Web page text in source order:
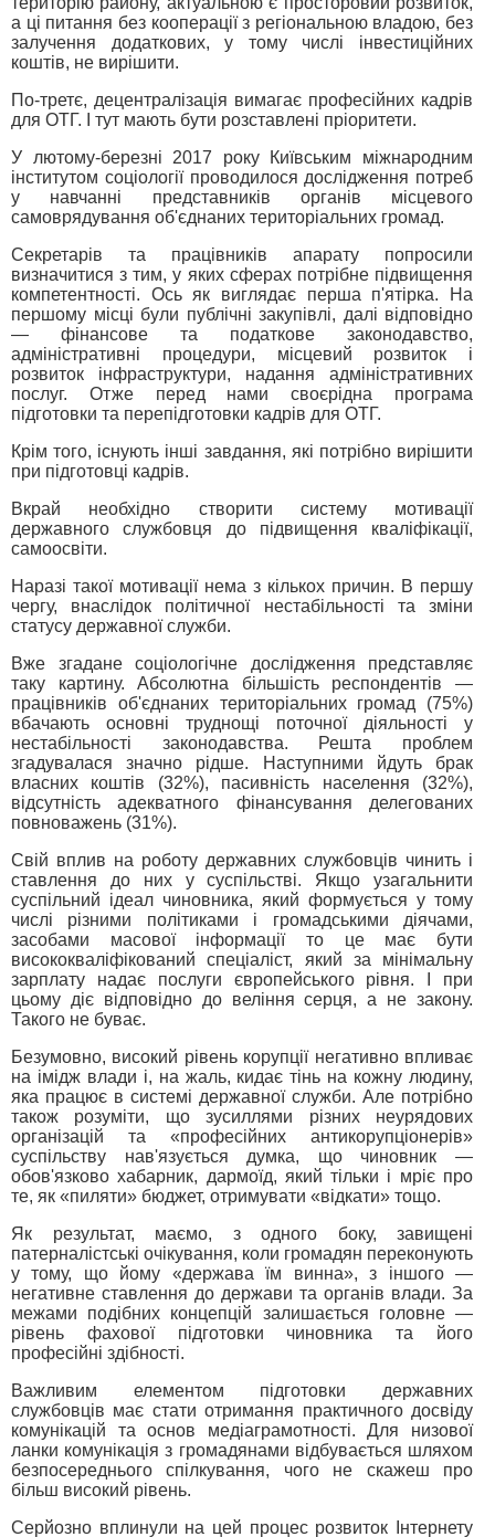
а ці питання без кооперації з регіональною владою, без
залучення додаткових, у тому числі інвестиційних
коштів, не вирішити.
По-третє, децентралізація вимагає професійних кадрів
для ОТГ. І тут мають бути розставлені пріоритети.
У лютому-березні 2017 року Київським міжнародним
інститутом соціології проводилося дослідження потреб
у навчанні представників органів місцевого
самоврядування об'єднаних територіальних громад.
Секретарів та працівників апарату попросили
визначитися з тим, у яких сферах потрібне підвищення
компетентності. Ось як виглядає перша п'ятірка. На
першому місці були публічні закупівлі, далі відповідно
— фінансове та податкове законодавство,
адміністративні процедури, місцевий розвиток і
розвиток інфраструктури, надання адміністративних
послуг. Отже перед нами своєрідна програма
підготовки та перепідготовки кадрів для ОТГ.
Крім того, існують інші завдання, які потрібно вирішити
при підготовці кадрів.
Вкрай необхідно створити систему мотивації
державного службовця до підвищення кваліфікації,
самоосвіти.
Наразі такої мотивації нема з кількох причин. В першу
чергу, внаслідок політичної нестабільності та зміни
статусу державної служби.
Вже згадане соціологічне дослідження представляє
таку картину. Абсолютна більшість респондентів —
працівників об'єднаних територіальних громад (75%)
вбачають основні труднощі поточної діяльності у
нестабільності законодавства. Решта проблем
згадувалася значно рідше. Наступними йдуть брак
власних коштів (32%), пасивність населення (32%),
відсутність адекватного фінансування делегованих
повноважень (31%).
Свій вплив на роботу державних службовців чинить і
ставлення до них у суспільстві. Якщо узагальнити
суспільний ідеал чиновника, який формується у тому
числі різними політиками і громадськими діячами,
засобами масової інформації то це має бути
висококваліфікований спеціаліст, який за мінімальну
зарплату надає послуги європейського рівня. І при
цьому діє відповідно до веління серця, а не закону.
Такого не буває.
Безумовно, високий рівень корупції негативно впливає
на імідж влади і, на жаль, кидає тінь на кожну людину,
яка працює в системі державної служби. Але потрібно
також розуміти, що зусиллями різних неурядових
організацій та «професійних антикорупціонерів»
суспільству нав'язується думка, що чиновник —
обов'язково хабарник, дармоїд, який тільки і мріє про
те, як «пиляти» бюджет, отримувати «відкати» тощо.
Як результат, маємо, з одного боку, завищені
патерналістські очікування, коли громадян переконують
у тому, що йому «держава їм винна», з іншого —
негативне ставлення до держави та органів влади. За
межами подібних концепцій залишається головне —
рівень фахової підготовки чиновника та його
професійні здібності.
Важливим елементом підготовки державних
службовців має стати отримання практичного досвіду
комунікацій та основ медіаграмотності. Для низової
ланки комунікація з громадянами відбувається шляхом
безпосереднього спілкування, чого не скажеш про
більш високий рівень.
Серйозно вплинули на цей процес розвиток Інтернету